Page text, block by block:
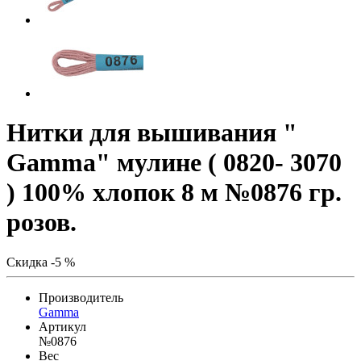
Нитки для вышивания "
Gamma" мулине ( 0820- 3070
) 100% хлопок 8 м №0876 гр.
розов.
Скидка -5 %
Производитель
Gamma
Артикул
№0876
Вес